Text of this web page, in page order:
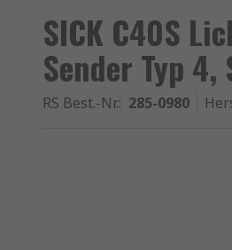
SICK C40S
Sender Typ
RS Best.-Nr.: 285-0980